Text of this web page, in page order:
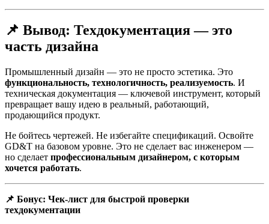
📌 Вывод: Техдокументация — это
часть дизайна
Промышленный дизайн — это не просто эстетика. Это
функциональность, технологичность, реализуемость. И
техническая документация — ключевой инструмент, который
превращает вашу идею в реальный, работающий,
продающийся продукт.
Не бойтесь чертежей. Не избегайте спецификаций. Освойте
GD&T на базовом уровне. Это не сделает вас инженером —
но сделает профессиональным дизайнером, с которым
хочется работать.
📌 Бонус: Чек-лист для быстрой проверки
техдокументации